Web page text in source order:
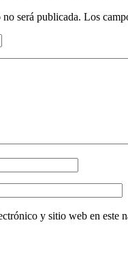
será publicada. Los
y sitio web en este